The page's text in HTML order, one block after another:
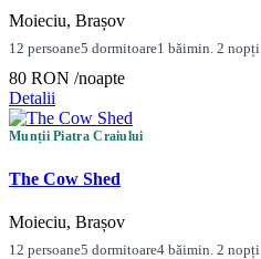
Moieciu, Brașov
12 persoane5 dormitoare1 băimin. 2 nopți
80 RON /noapte
Detalii
Munții Piatra Craiului
The Cow Shed
Moieciu, Brașov
12 persoane5 dormitoare4 băimin. 2 nopți